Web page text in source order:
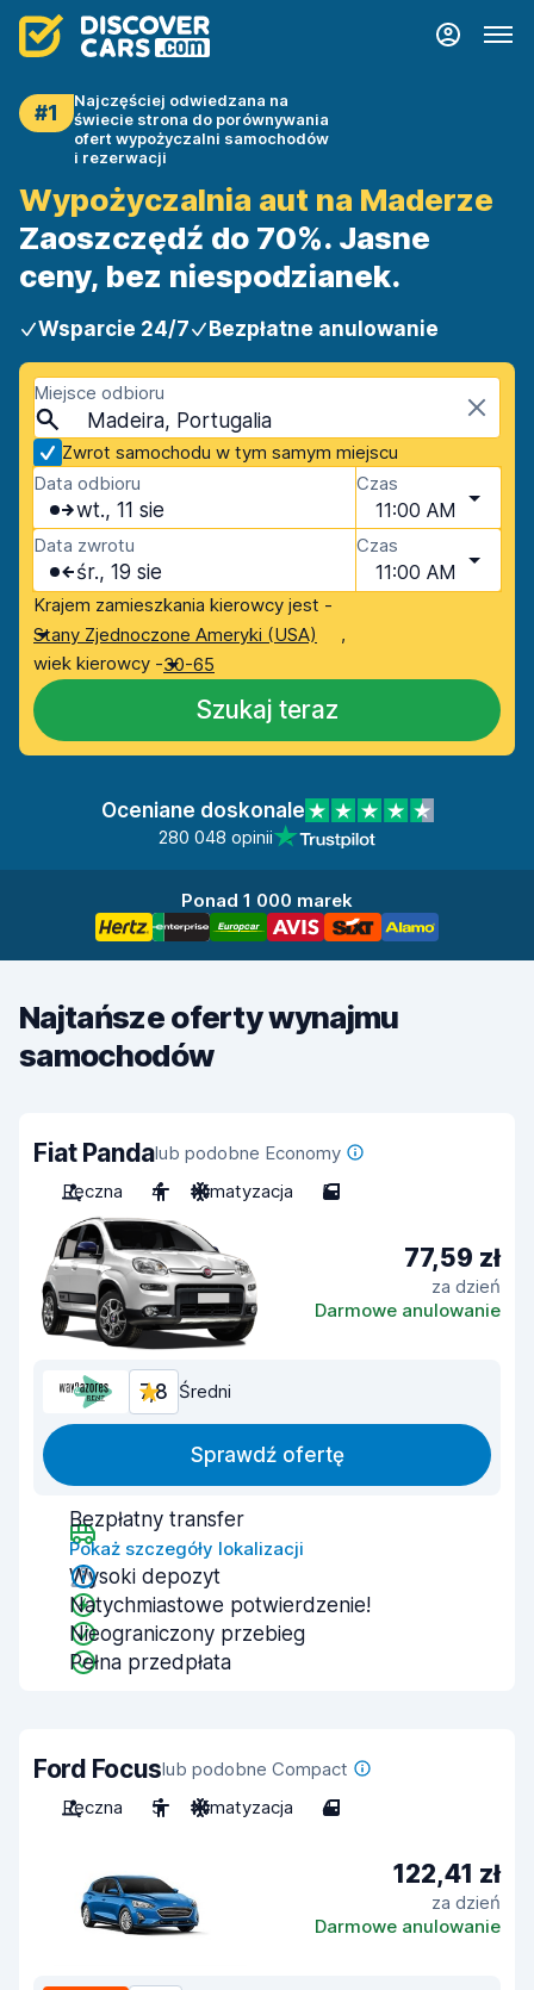
#1
Najczęściej odwiedzana na
świecie strona do porównywania
ofert wypożyczalni samochodów
i rezerwacji
Wypożyczalnia aut na Maderze
Zaoszczędź do 70%. Jasne
ceny, bez niespodzianek.
Wsparcie 24/7 Bezpłatne anulowanie
Miejsce odbioru
Madeira, Portugalia
Zwrot samochodu w tym samym miejscu
Data odbioru
wt., 11 sie
Czas
11:00 AM
Data zwrotu
śr., 19 sie
Czas
11:00 AM
Krajem zamieszkania kierowcy jest -
Stany Zjednoczone Ameryki (USA)
,
wiek kierowcy -30-65
Szukaj teraz
Oceniane doskonale
280 048 opinii
Ponad 1 000 marek
Najtańsze oferty wynajmu
samochodów
Fiat Pandalub podobne Economy
Ręczna
4 Klimatyzacja 5
77,59 zł
za dzień
Darmowe anulowanie
7,8 Średni
Sprawdź ofertę
Bezpłatny transfer
Pokaż szczegóły lokalizacji
Wysoki depozyt
Natychmiastowe potwierdzenie!
Nieograniczony przebieg
Pełna przedpłata
Ford Focuslub podobne Compact
Ręczna
5 Klimatyzacja 4
122,41 zł
za dzień
Darmowe anulowanie